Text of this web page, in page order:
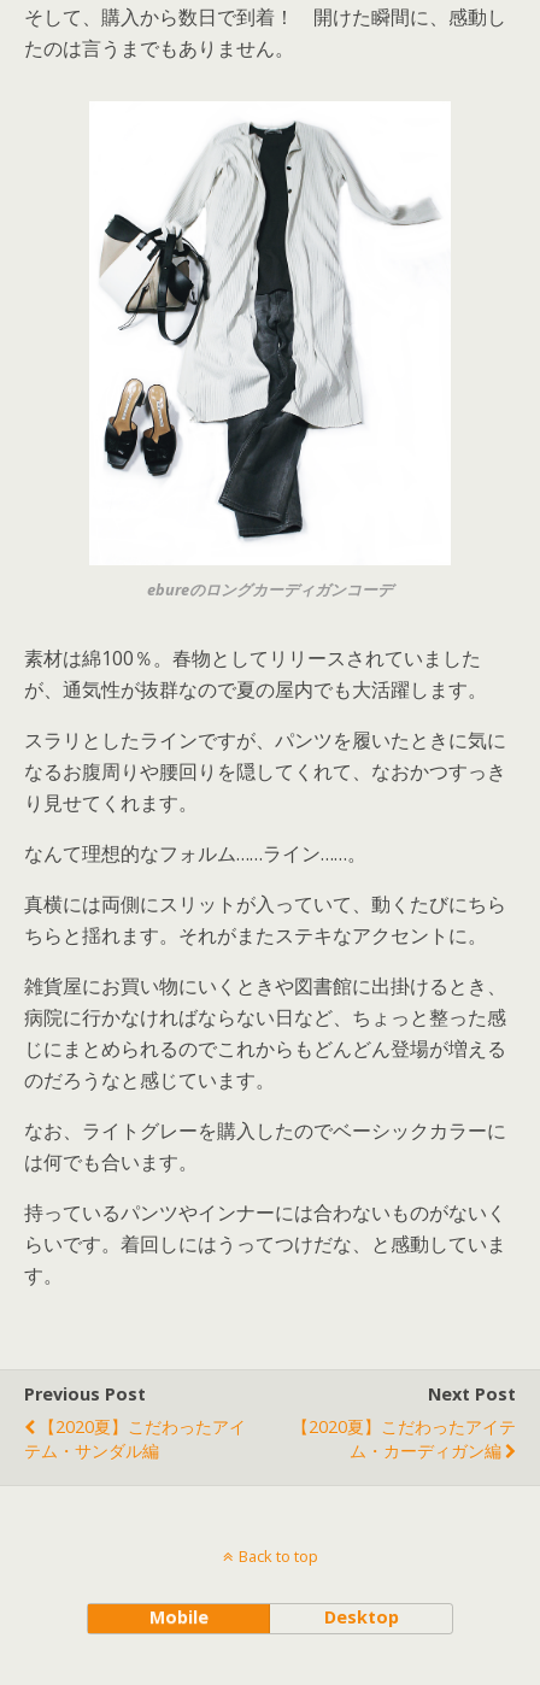
そして、購入から数日で到着！ 開けた瞬間に、感動し
たのは言うまでもありません。
ebureのロングカーディガンコーデ
素材は綿100％。春物としてリリースされていました
が、通気性が抜群なので夏の屋内でも大活躍します。
スラリとしたラインですが、パンツを履いたときに気に
なるお腹周りや腰回りを隠してくれて、なおかつすっき
り見せてくれます。
なんて理想的なフォルム……ライン……。
真横には両側にスリットが入っていて、動くたびにちら
ちらと揺れます。それがまたステキなアクセントに。
雑貨屋にお買い物にいくときや図書館に出掛けるとき、
病院に行かなければならない日など、ちょっと整った感
じにまとめられるのでこれからもどんどん登場が増える
のだろうなと感じています。
なお、ライトグレーを購入したのでベーシックカラーに
は何でも合います。
持っているパンツやインナーには合わないものがないく
らいです。着回しにはうってつけだな、と感動していま
す。
Previous Post
【2020夏】こだわったアイ
テム・サンダル編
Next Post
【2020夏】こだわったアイテ
ム・カーディガン編
Back to top
Mobile Desktop